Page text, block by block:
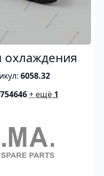
охлаждения
6058.32
+ ещё 1